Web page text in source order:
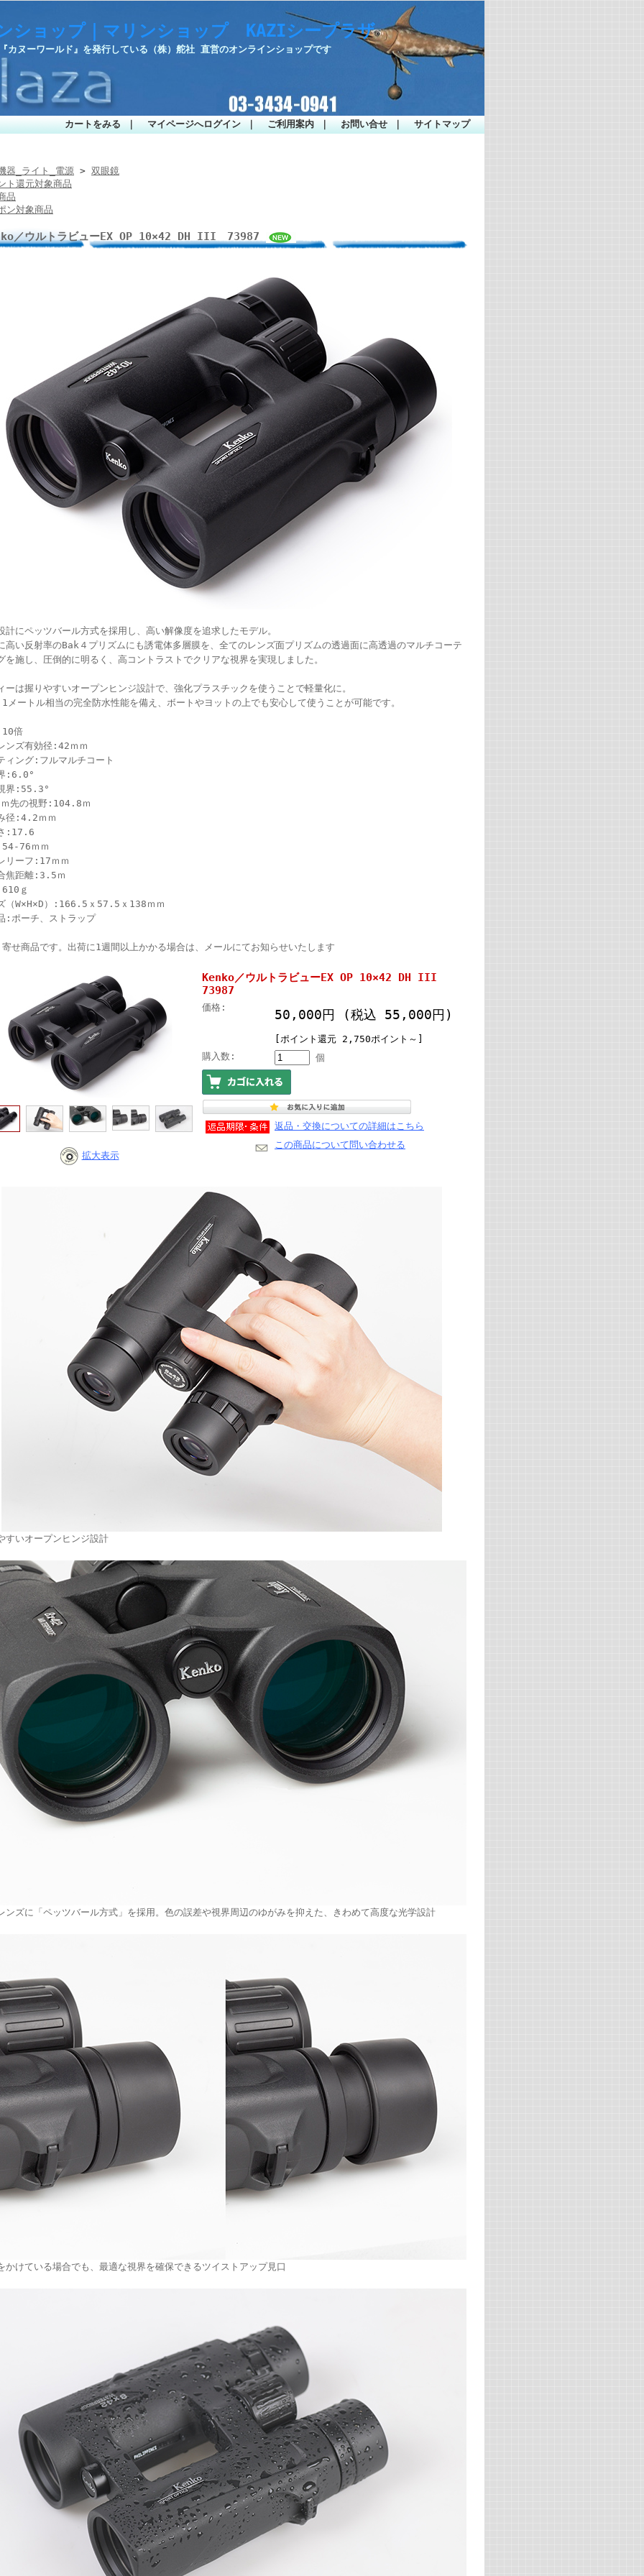
ショップ｜マリンショップ KAZIシープラザ
カヌーワールド』を発行している（株）舵社 直営のオンラインショップです
カートをみる マイページへログイン ご利用案内 お問い合せ サイトマップ
器_ライト_電源 > 双眼鏡
ト還元対象商品
品
ン対象商品
／ウルトラビューEX OP 10×42 DH III 73987
計にペッツバール方式を採用し、高い解像度を追求したモデル。
高い反射率のBak４プリズムにも誘電体多層膜を、全てのレンズ面プリズムの透過面に高透過のマルチコーテ
を施し、圧倒的に明るく、高コントラストでクリアな視界を実現しました。
ーは握りやすいオープンヒンジ設計で、強化プラスチックを使うことで軽量化に。
メートル相当の完全防水性能を備え、ボートやヨットの上でも安心して使うことが可能です。
倍
ンズ有効径:42ｍｍ
ィング:フルマルチコート
:6.0°
界:55.3°
先の視野:104.8ｍ
径:4.2ｍｍ
:17.6
76ｍｍ
リーフ:17ｍｍ
焦距離:3.5ｍ
ｇ
（W×H×D）:166.5ｘ57.5ｘ138ｍｍ
:ポーチ、ストラップ
せ商品です。出荷に1週間以上かかる場合は、メールにてお知らせいたします
拡大表示
Kenko／ウルトラビューEX OP 10×42 DH III
73987
価格: 50,000円 (税込 55,000円)
[ポイント還元 2,750ポイント～]
購入数:
個
返品・交換についての詳細はこちら
この商品について問い合わせる
すいオープンヒンジ設計
ンズに「ペッツバール方式」を採用。色の誤差や視界周辺のゆがみを抑えた、きわめて高度な光学設計
かけている場合でも、最適な視界を確保できるツイストアップ見口